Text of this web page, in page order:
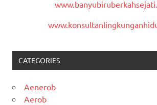
CATEGORIES
Aenerob
Aerob